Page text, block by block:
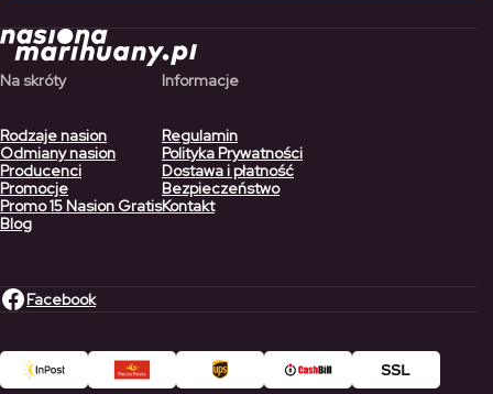
Na skróty
Rodzaje nasion
Odmiany nasion
Producenci
Promocje
Promo 15 Nasion Gratis
Blog
Informacje
Regulamin
Polityka Prywatności
Dostawa i płatność
Bezpieczeństwo
Kontakt
Facebook